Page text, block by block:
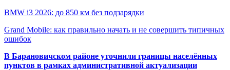
BMW i3 2026: до 850 км без подзарядки
Grand Mobile: как правильно начать и не совершить типичных
ошибок
В Барановичском районе уточнили границы населённых
пунктов в рамках административной актуализации